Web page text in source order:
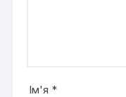
Ім'я *